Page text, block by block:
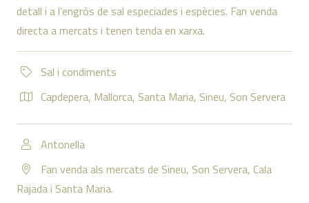
detall i a l’engròs de sal especiades i espècies. Fan venda
directa a mercats i tenen tenda en xarxa.
Sal i condiments
Capdepera, Mallorca, Santa Maria, Sineu, Son Servera
Antonella
Fan venda als mercats de Sineu, Son Servera, Cala
Rajada i Santa Maria.